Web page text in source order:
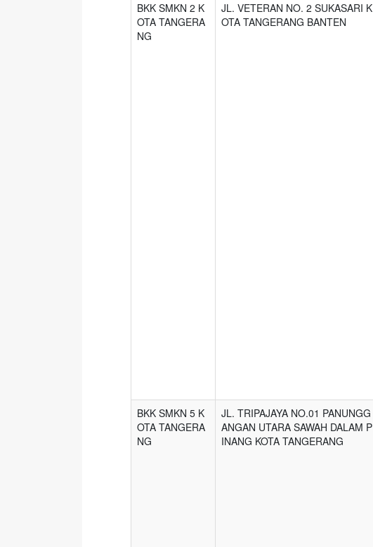
BKK SMKN 2 K
OTA TANGERA
NG
JL. VETERAN NO. 2 SUKASARI K
OTA TANGERANG BANTEN
BKK SMKN 5 K
OTA TANGERA
NG
JL. TRIPAJAYA NO.01 PANUNGG
ANGAN UTARA SAWAH DALAM P
INANG KOTA TANGERANG